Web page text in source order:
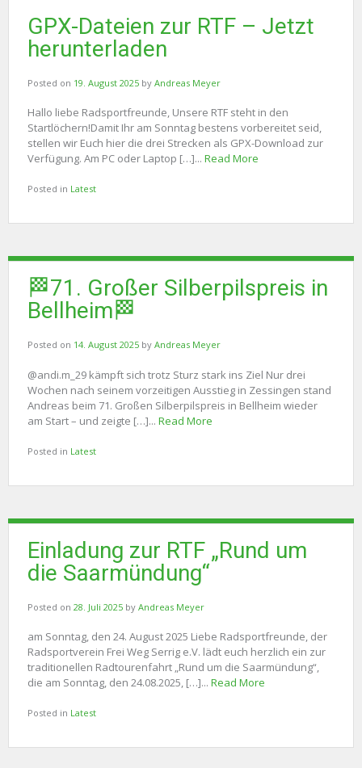
GPX-Dateien zur RTF – Jetzt
herunterladen
Posted on 19. August 2025 by Andreas Meyer
Hallo liebe Radsportfreunde, Unsere RTF steht in den
Startlöchern!Damit Ihr am Sonntag bestens vorbereitet seid,
stellen wir Euch hier die drei Strecken als GPX-Download zur
Verfügung. Am PC oder Laptop […]... Read More
Posted in Latest
🏁71. Großer Silberpilspreis in
Bellheim🏁
Posted on 14. August 2025 by Andreas Meyer
@andi.m_29 kämpft sich trotz Sturz stark ins Ziel Nur drei
Wochen nach seinem vorzeitigen Ausstieg in Zessingen stand
Andreas beim 71. Großen Silberpilspreis in Bellheim wieder
am Start – und zeigte […]... Read More
Posted in Latest
Einladung zur RTF „Rund um
die Saarmündung“
Posted on 28. Juli 2025 by Andreas Meyer
am Sonntag, den 24. August 2025 Liebe Radsportfreunde, der
Radsportverein Frei Weg Serrig e.V. lädt euch herzlich ein zur
traditionellen Radtourenfahrt „Rund um die Saarmündung“,
die am Sonntag, den 24.08.2025, […]... Read More
Posted in Latest